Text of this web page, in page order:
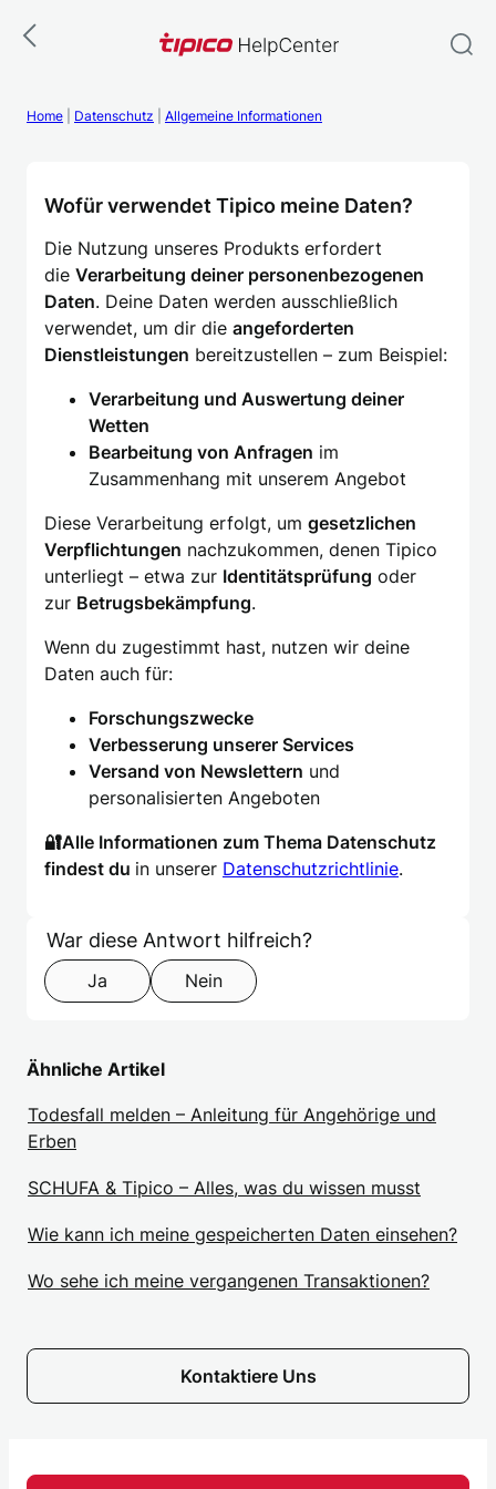
Zum
Inhalt
Home Datenschutz Allgemeine Informationen
Wofür verwendet Tipico meine Daten?
Die Nutzung unseres Produkts erfordert
die Verarbeitung deiner personenbezogenen
Daten. Deine Daten werden ausschließlich
verwendet, um dir die angeforderten
Dienstleistungen bereitzustellen – zum Beispiel:
Verarbeitung und Auswertung deiner
Wetten
Bearbeitung von Anfragen im
Zusammenhang mit unserem Angebot
Diese Verarbeitung erfolgt, um gesetzlichen
Verpflichtungen nachzukommen, denen Tipico
unterliegt – etwa zur Identitätsprüfung oder
zur Betrugsbekämpfung.
Wenn du zugestimmt hast, nutzen wir deine
Daten auch für:
Forschungszwecke
Verbesserung unserer Services
Versand von Newslettern und
personalisierten Angeboten
🔐Alle Informationen zum Thema Datenschutz
findest du in unserer Datenschutzrichtlinie.
Formular überspringen
Step 1 of 2
War diese Antwort hilfreich?
Ja Nein
Ähnliche Artikel
Todesfall melden – Anleitung für Angehörige und
Erben
SCHUFA & Tipico – Alles, was du wissen musst
Wie kann ich meine gespeicherten Daten einsehen?
Wo sehe ich meine vergangenen Transaktionen?
Kontaktiere Uns